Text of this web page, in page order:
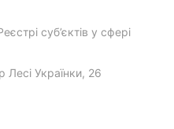
суб’єктів у сфері
Лесі Українки, 26